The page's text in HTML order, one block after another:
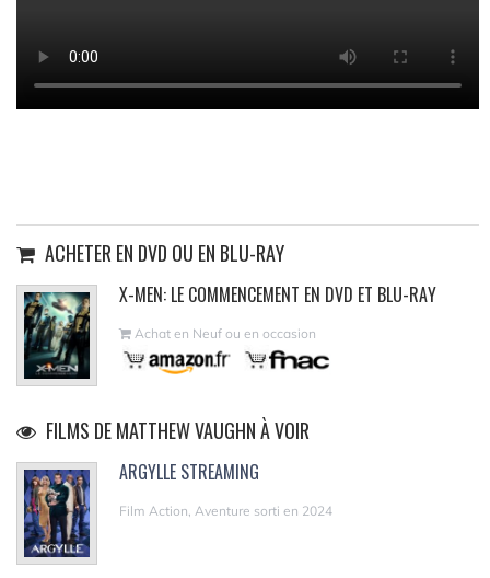
ACHETER EN DVD OU EN BLU-RAY
X-MEN: LE COMMENCEMENT EN DVD ET BLU-RAY
Achat en Neuf ou en occasion
FILMS DE MATTHEW VAUGHN À VOIR
ARGYLLE STREAMING
Film Action, Aventure sorti en 2024